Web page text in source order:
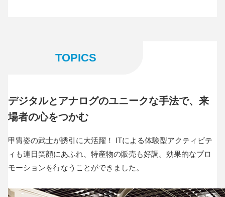
TOPICS
デジタルとアナログのユニークな手法で、来
場者の心をつかむ
甲冑姿の武士が誘引に大活躍！ ITによる体験型アクティビテ
ィも連日笑顔にあふれ、特産物の販売も好調。効果的なプロ
モーションを行なうことができました。